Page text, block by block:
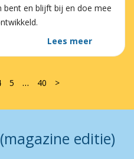
en blijft bij en doe mee
Lees meer
5 … 40 >
editie)